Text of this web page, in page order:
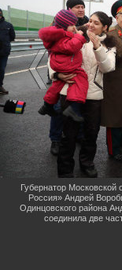
Губернатор
Россия» Андрей
Одинцовского района
соединила две